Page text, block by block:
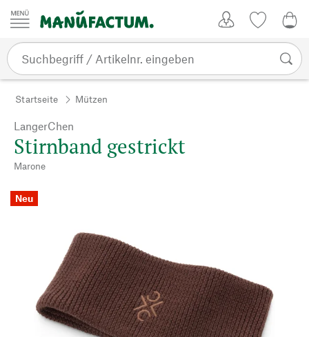
Zum Inhalt springen
Startseite Mützen
LangerChen
Stirnband gestrickt
Marone
Neu